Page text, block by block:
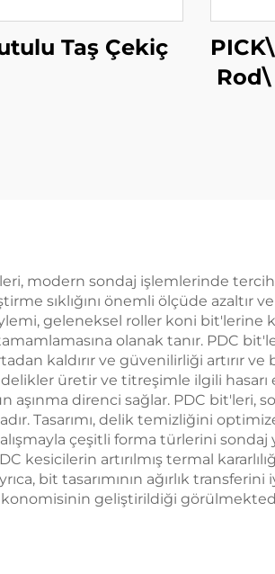
Taş Çekiç
modern sondaj işlemlerinde
sıklığını önemli ölçüde
geleneksel roller koni bit'lerine
olanak tanır. PDC
kaldırır ve güvenilirliği artırır
üretir ve titreşimle ilgili
aşınma direnci sağlar. PDC bit'leri,
Tasarımı, delik temizliğini
çeşitli forma türlerini
kesicilerin artırılmış termal
bit tasarımının ağırlık
geliştirildiği